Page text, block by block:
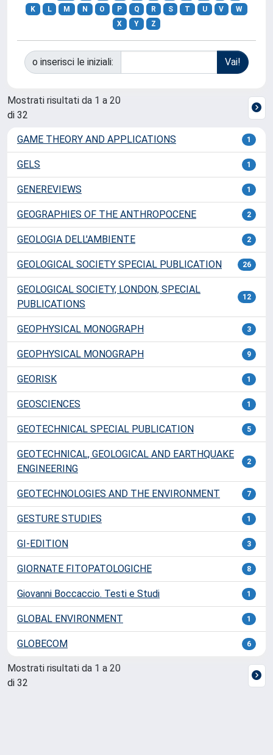
K
L M N O P Q R S T U V
W
X
Y Z
o inserisci le iniziali:
Mostrati risultati da 1 a 20
di 32
GAME THEORY AND APPLICATIONS 1
GELS 1
GENEREVIEWS 1
GEOGRAPHIES OF THE ANTHROPOCENE 2
GEOLOGIA DELL'AMBIENTE 2
GEOLOGICAL SOCIETY SPECIAL PUBLICATION 26
GEOLOGICAL SOCIETY, LONDON, SPECIAL
PUBLICATIONS
12
GEOPHYSICAL MONOGRAPH 3
GEOPHYSICAL MONOGRAPH 9
GEORISK 1
GEOSCIENCES 1
GEOTECHNICAL SPECIAL PUBLICATION 5
GEOTECHNICAL, GEOLOGICAL AND EARTHQUAKE
ENGINEERING
2
GEOTECHNOLOGIES AND THE ENVIRONMENT 7
GESTURE STUDIES 1
GI-EDITION 3
GIORNATE FITOPATOLOGICHE 8
Giovanni Boccaccio. Testi e Studi 1
GLOBAL ENVIRONMENT 1
GLOBECOM 6
Mostrati risultati da 1 a 20
di 32